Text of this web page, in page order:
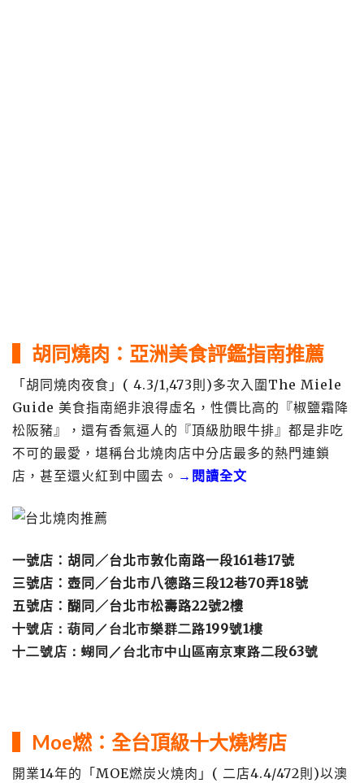
胡同燒肉：亞洲美食評鑑指南推薦
「胡同燒肉夜食」( 4.3/1,473則)多次入圍The Miele
Guide 美食指南絕非浪得虛名，性價比高的『椒鹽霜降
松阪豬』，還有香氣逼人的『頂級肋眼牛排』都是非吃
不可的最愛，堪稱台北燒肉店中分店最多的熱門連鎖
店，甚至還火紅到中國去。 →閱讀全文
一號店：胡同／台北市敦化南路一段161巷17號
三號店：壺同／台北市八德路三段12巷70弄18號
五號店：醐同／台北市松壽路22號2樓
十號店：葫同／台北市樂群二路199號1樓
十二號店：蝴同／台北市中山區南京東路二段63號
Moe燃：全台頂級十大燒烤店
開業14年的「MOE燃炭火燒肉」( 二店4.4/472則)以澳